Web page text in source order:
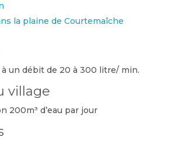
la plaine de Courtemaîche
un débit de 20 à 300 litre/ min.
village
200m³ d’eau par jour